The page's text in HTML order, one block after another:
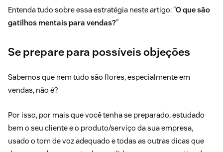
Entenda tudo sobre essa estratégia neste artigo: “O que são
gatilhos mentais para vendas?”
Se prepare para possíveis objeções
Sabemos que nem tudo são flores, especialmente em
vendas, não é?
Por isso, por mais que você tenha se preparado, estudado
bem o seu cliente e o produto/serviço da sua empresa,
usado o tom de voz adequado e todas as outras dicas que